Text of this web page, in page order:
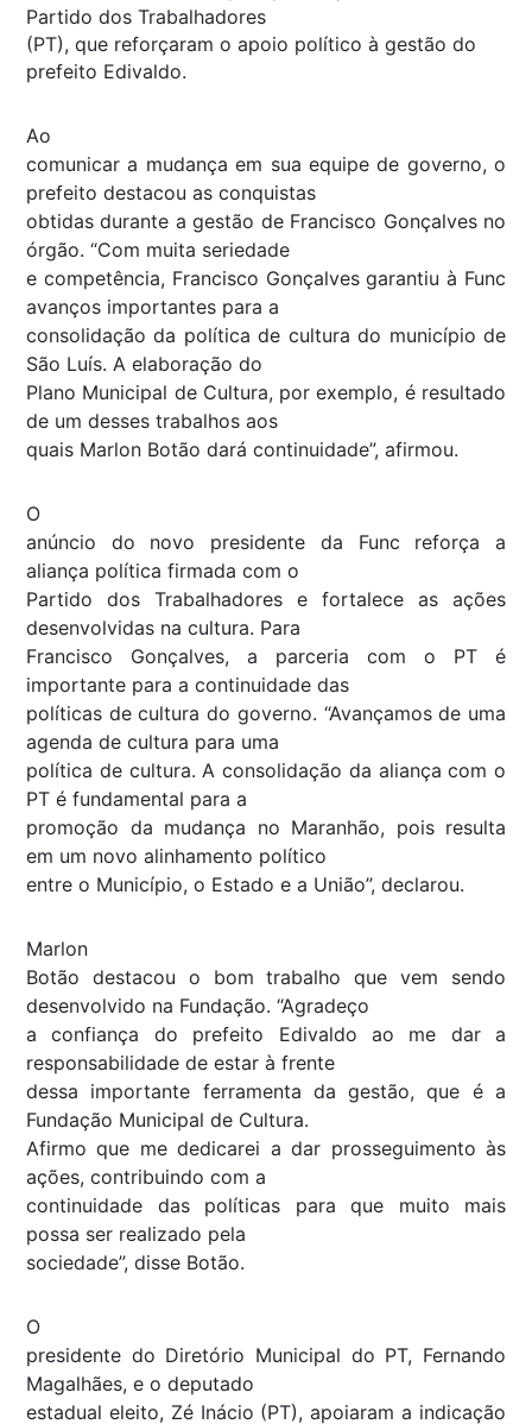
Partido dos Trabalhadores
(PT), que reforçaram o apoio político à gestão do
prefeito Edivaldo.
Ao
comunicar a mudança em sua equipe de governo, o
prefeito destacou as conquistas
obtidas durante a gestão de Francisco Gonçalves no
órgão. “Com muita seriedade
e competência, Francisco Gonçalves garantiu à Func
avanços importantes para a
consolidação da política de cultura do município de
São Luís. A elaboração do
Plano Municipal de Cultura, por exemplo, é resultado
de um desses trabalhos aos
quais Marlon Botão dará continuidade”, afirmou.
O
anúncio do novo presidente da Func reforça a
aliança política firmada com o
Partido dos Trabalhadores e fortalece as ações
desenvolvidas na cultura. Para
Francisco Gonçalves, a parceria com o PT é
importante para a continuidade das
políticas de cultura do governo. “Avançamos de uma
agenda de cultura para uma
política de cultura. A consolidação da aliança com o
PT é fundamental para a
promoção da mudança no Maranhão, pois resulta
em um novo alinhamento político
entre o Município, o Estado e a União”, declarou.
Marlon
Botão destacou o bom trabalho que vem sendo
desenvolvido na Fundação. “Agradeço
a confiança do prefeito Edivaldo ao me dar a
responsabilidade de estar à frente
dessa importante ferramenta da gestão, que é a
Fundação Municipal de Cultura.
Afirmo que me dedicarei a dar prosseguimento às
ações, contribuindo com a
continuidade das políticas para que muito mais
possa ser realizado pela
sociedade”, disse Botão.
O
presidente do Diretório Municipal do PT, Fernando
Magalhães, e o deputado
estadual eleito, Zé Inácio (PT), apoiaram a indicação